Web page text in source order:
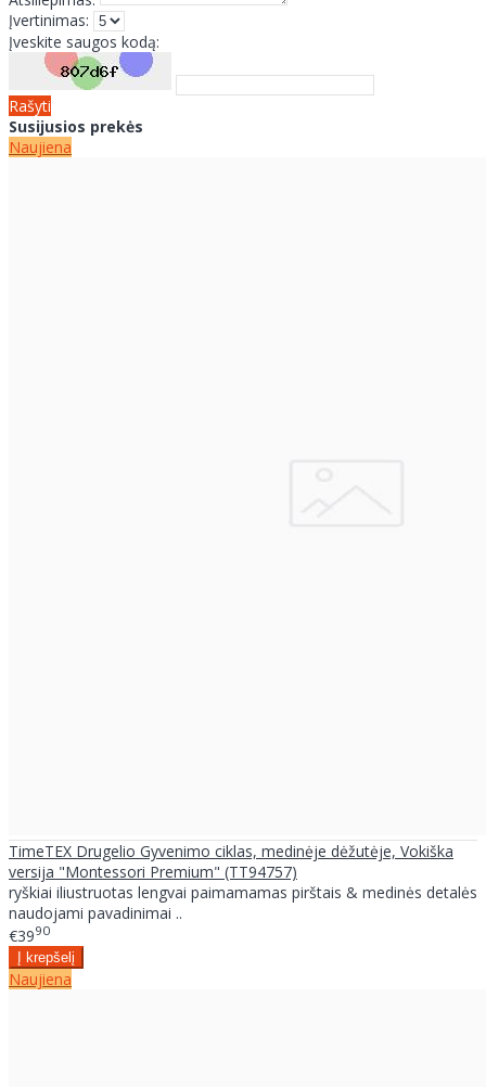
Įvertinimas:
Įveskite saugos kodą:
Rašyti
Susijusios prekės
Naujiena
TimeTEX Drugelio Gyvenimo ciklas, medinėje dėžutėje, Vokiška
versija "Montessori Premium" (TT94757)
ryškiai iliustruotas lengvai paimamamas pirštais & medinės detalės
naudojami pavadinimai ..
€3990
Naujiena